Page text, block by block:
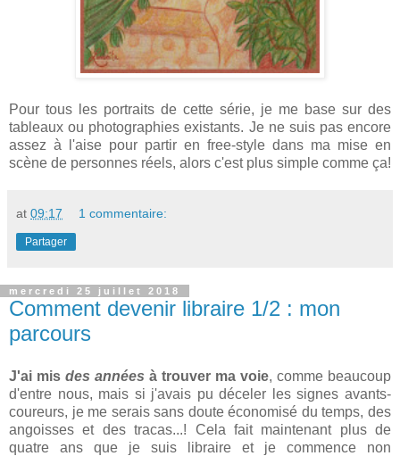
Pour tous les portraits de cette série, je me base sur des
tableaux ou photographies existants. Je ne suis pas encore
assez à l'aise pour partir en free-style dans ma mise en
scène de personnes réels, alors c'est plus simple comme ça!
at 09:17 1 commentaire:
Partager
mercredi 25 juillet 2018
Comment devenir libraire 1/2 : mon
parcours
J'ai mis des années à trouver ma voie, comme beaucoup
d'entre nous, mais si j'avais pu déceler les signes avants-
coureurs, je me serais sans doute économisé du temps, des
angoisses et des tracas...! Cela fait maintenant plus de
quatre ans que je suis libraire et je commence non